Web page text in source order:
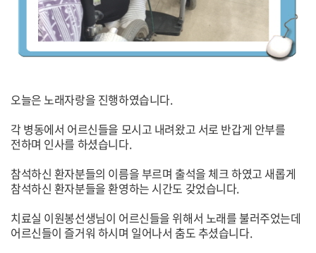
오늘은 노래자랑을 진행하였습니다.
각 병동에서 어르신들을 모시고 내려왔고 서로 반갑게 안부를
전하며 인사를 하셨습니다.
참석하신 환자분들의 이름을 부르며 출석을 체크 하였고 새롭게
참석하신 환자분들을 환영하는 시간도 갖었습니다.
치료실 이원봉선생님이 어르신들을 위해서 노래를 불러주었는데
어르신들이 즐거워 하시며 일어나서 춤도 추셨습니다.